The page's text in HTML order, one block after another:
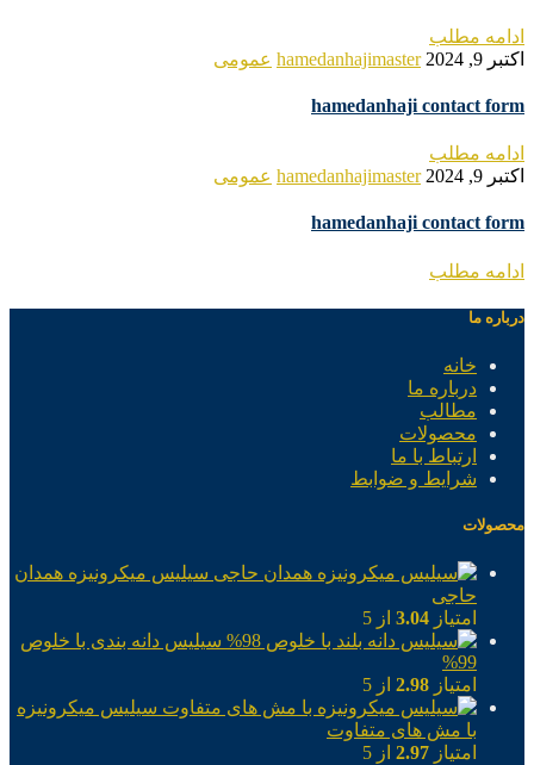
ادامه مطلب
اکتبر 9, 2024
hamedanhajimaster عمومی
hamedanhaji contact form
ادامه مطلب
اکتبر 9, 2024
hamedanhajimaster عمومی
hamedanhaji contact form
ادامه مطلب
درباره ما
خانه
درباره ما
مطالب
محصولات
ارتباط با ما
شرایط و ضوابط
محصولات
سیلیس میکرونیزه همدان
حاجی
امتیاز 3.04 از 5
سیلیس دانه بندی با خلوص
99%
امتیاز 2.98 از 5
سیلیس میکرونیزه
با مش های متفاوت
امتیاز 2.97 از 5